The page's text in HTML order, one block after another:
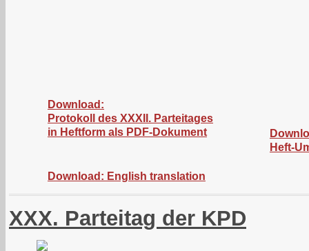
Download:
Protokoll des XXXII. Parteitages
in Heftform als PDF-Dokument
Download: English translation
Heft-
XXX. Parteitag der KPD